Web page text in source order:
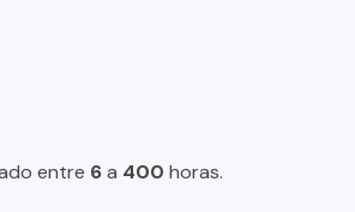
entre 6a 400 horas.